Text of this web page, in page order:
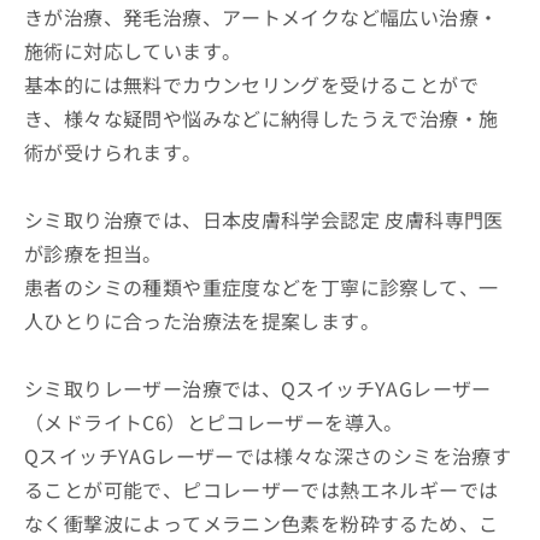
きが治療、発毛治療、アートメイクなど幅広い治療・
施術に対応しています。
基本的には無料でカウンセリングを受けることがで
き、様々な疑問や悩みなどに納得したうえで治療・施
術が受けられます。
シミ取り治療では、日本皮膚科学会認定 皮膚科専門医
が診療を担当。
患者のシミの種類や重症度などを丁寧に診察して、一
人ひとりに合った治療法を提案します。
シミ取りレーザー治療では、QスイッチYAGレーザー
（メドライトC6）とピコレーザーを導入。
QスイッチYAGレーザーでは様々な深さのシミを治療す
ることが可能で、ピコレーザーでは熱エネルギーでは
なく衝撃波によってメラニン色素を粉砕するため、こ